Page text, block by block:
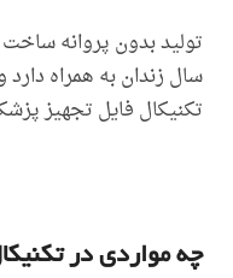
تولید بدون پروانه
سال زندان به همراه
تکنیکال فایل تجهیز
چه مواردی در